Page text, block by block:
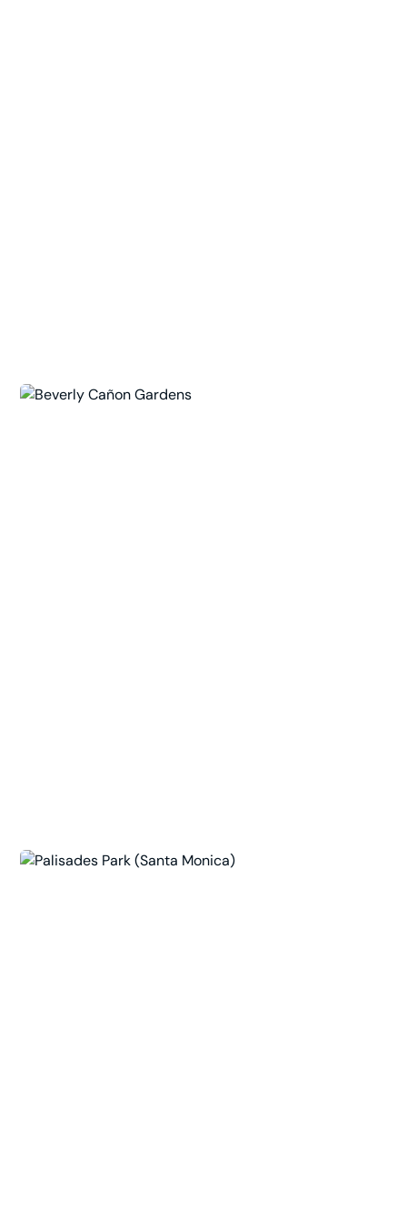
Beverly Gardens Park
Beverly Cañon Gardens